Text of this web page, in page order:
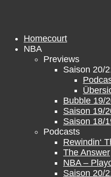
Homecourt
NBA
Previews
Saison 20/
Bubble 19/
Saison 19/
Saison 18/
Podcasts
Rewindin‘
The Answer
NBA –
Saison 20/